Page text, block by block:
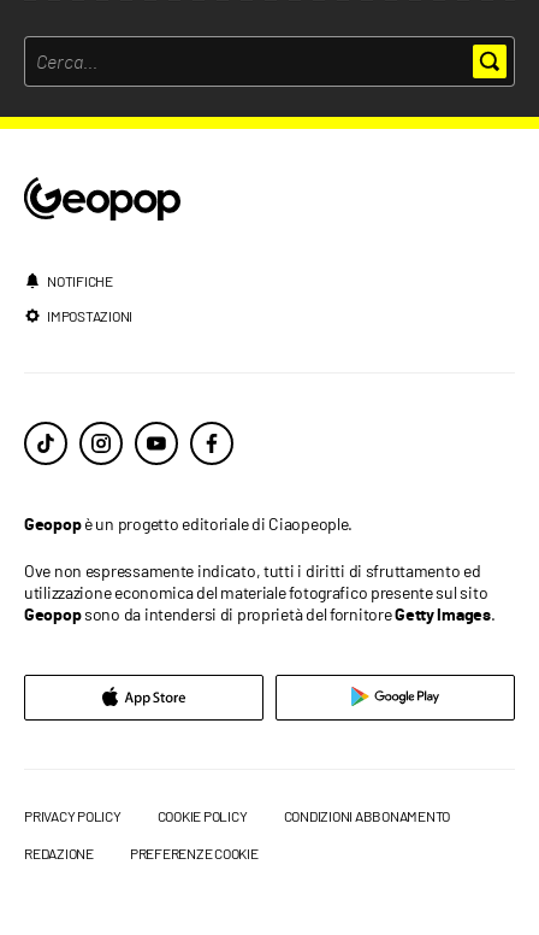
NOTIFICHE
IMPOSTAZIONI
Geopopè un progetto editoriale di Ciaopeople.
Ove non espressamente indicato, tutti i diritti di sfruttamento ed
utilizzazione economica del materiale fotografico presente sul sito
Geopopsono da intendersi di proprietà del fornitoreGetty Images.
PRIVACY POLICY COOKIE POLICY CONDIZIONI ABBONAMENTO
REDAZIONE PREFERENZE COOKIE